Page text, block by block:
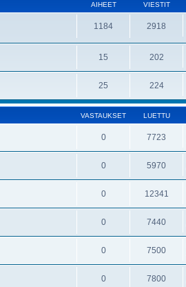
AIHEET VIESTIT
1184 2918
15 202
25 224
VASTAUKSET LUETTU
0 7723
0 5970
0 12341
0 7440
0 7500
0 7800